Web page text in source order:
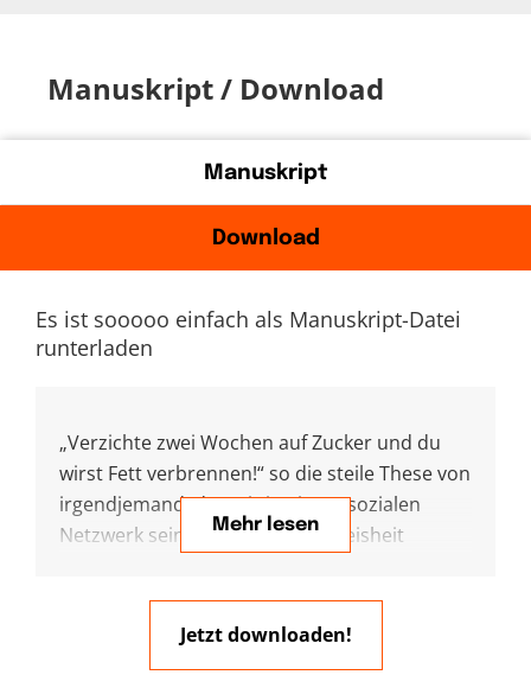
Manuskript / Download
Manuskript
Download
Es ist sooooo einfach als Manuskript-Datei
runterladen
„Verzichte zwei Wochen auf Zucker und du
wirst Fett verbrennen!“ so die steile These von
irgendjemand, der mir in einem sozialen
Netzwerk seine vermeintliche Weisheit
Zucker und wenn der nicht ausreicht, dann
verbrennt er Fett. Also Zucker weglassen und
Mehr lesen
Jetzt downloaden!